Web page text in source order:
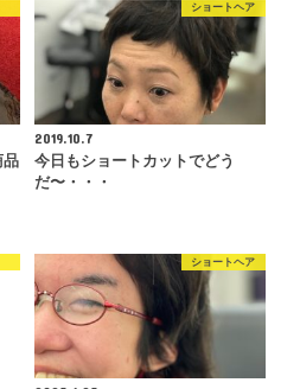
品
ショートヘア
2019.10.7
今日もショートカットでどう
だ〜・・・
ショートヘア